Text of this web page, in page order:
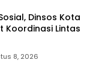
Dinsos Kota
Koordinasi Lintas
8, 2026